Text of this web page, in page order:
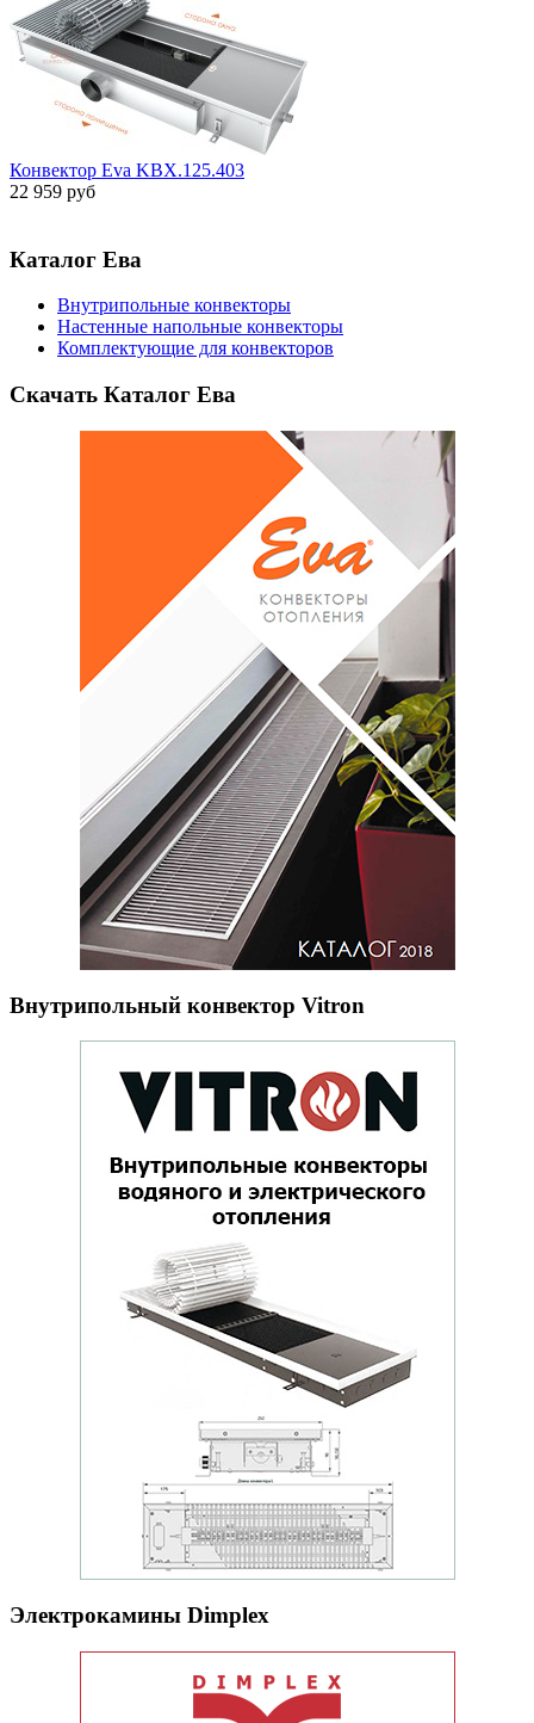
Конвектор Eva KBX.125.403
22 959 руб
Каталог Ева
Внутрипольные конвекторы
Настенные напольные конвекторы
Комплектующие для конвекторов
Скачать Каталог Ева
Внутрипольный конвектор Vitron
Электрокамины Dimplex